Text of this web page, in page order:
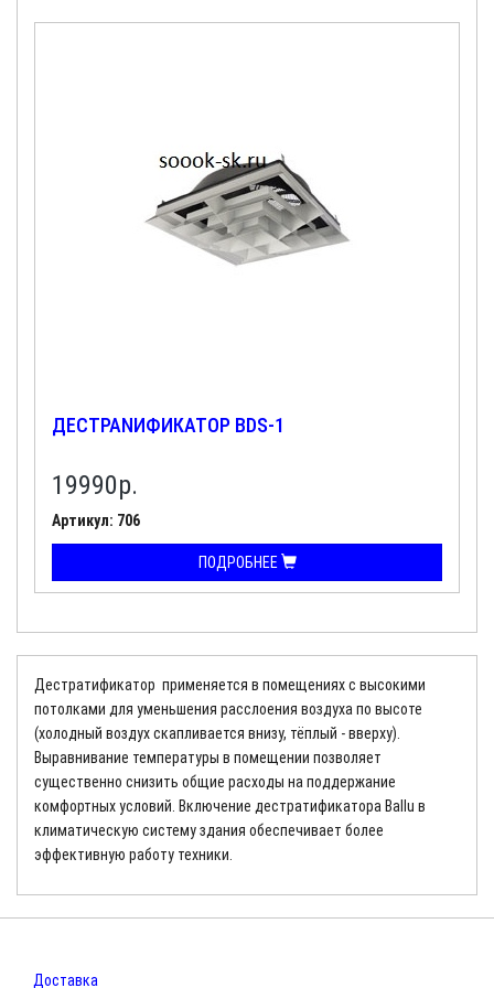
ДЕСТРАNИФИКАТОР BDS-1
19990р.
Артикул: 706
ПОДРОБНЕЕ
Дестратификатор применяется в помещениях с высокими
потолками для уменьшения расслоения воздуха по высоте
(холодный воздух скапливается внизу, тёплый - вверху).
Выравнивание температуры в помещении позволяет
существенно снизить общие расходы на поддержание
комфортных условий. Включение дестратификатора Ballu в
климатическую систему здания обеспечивает более
эффективную работу техники.
Доставка